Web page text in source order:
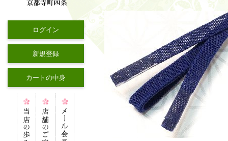
ログイン
新規登録
カートの中身